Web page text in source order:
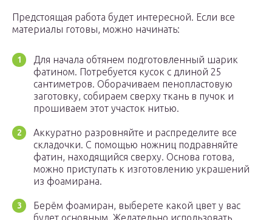
Предстоящая работа будет интересной. Если все
материалы готовы, можно начинать:
Для начала обтянем подготовленный шарик
фатином. Потребуется кусок с длиной 25
сантиметров. Оборачиваем пенопластовую
заготовку, собираем сверху ткань в пучок и
прошиваем этот участок нитью.
Аккуратно разровняйте и распределите все
складочки. С помощью ножниц подравняйте
фатин, находящийся сверху. Основа готова,
можно приступать к изготовлению украшений
из фоамирана.
Берём фоамиран, выберете какой цвет у вас
будет основным. Желательно использовать